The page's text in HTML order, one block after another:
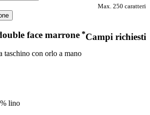
Max. 250 caratteri
face marrone *Campi richiesti
taschino con orlo a mano
lino